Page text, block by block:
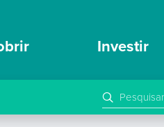
Investir